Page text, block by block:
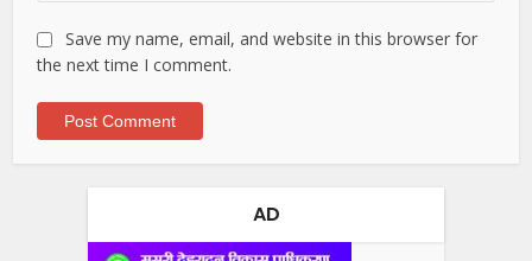
Save my name, email, and website in this browser for
the next time I comment.
AD